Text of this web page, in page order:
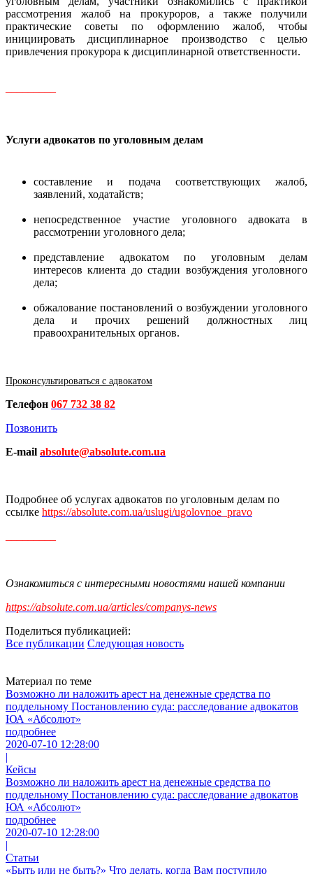
рассмотрения жалоб на прокуроров, а также получили
практические советы по оформлению жалоб, чтобы
инициировать дисциплинарное производство с целью
привлечения прокурора к дисциплинарной ответственности.
Услуги адвокатов по уголовным делам
составление и подача соответствующих жалоб,
заявлений, ходатайств;
непосредственное участие уголовного адвоката в
рассмотрении уголовного дела;
представление адвокатом по уголовным делам
интересов клиента до стадии возбуждения уголовного
дела;
обжалование постановлений о возбуждении уголовного
дела и прочих решений должностных лиц
правоохранительных органов.
Проконсультироваться с адвокатом
Телефон 067 732 38 82
Позвонить
E-mail absolute@absolute.com.ua
Подробнее об услугах адвокатов по уголовным делам по
ссылке https://absolute.com.ua/uslugi/ugolovnoe_pravo
Ознакомиться с интересными новостями нашей компании
https://absolute.com.ua/articles/companys-news
Поделиться публикацией:
Все публикации Следующая новость
Материал по теме
Возможно ли наложить арест на денежные средства по
поддельному Постановлению суда: расследование адвокатов
ЮА «Абсолют»
подробнее
2020-07-10 12:28:00
|
Кейсы
Возможно ли наложить арест на денежные средства по
поддельному Постановлению суда: расследование адвокатов
ЮА «Абсолют»
подробнее
2020-07-10 12:28:00
|
Статьи
«Быть или не быть?» Что делать, когда Вам поступило